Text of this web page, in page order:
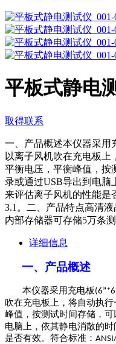
平板式静电
取得联系
一、产品概述本仪器采用
以离子风机吹在充电板上
平衡电压，平衡峰值，按
录或通过USB导出到电脑
来评估离子风机的性能是
3.1。二、产品特点高清
内部存储器可存储5万条
详细信息
一、 产品概述
本仪器采用充电板
吹在充电板上， 将自动执行
峰值，按测试时间存储，
电脑上， 依其静电消散的时
是否有效。 符合标准：